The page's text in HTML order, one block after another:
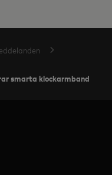
smarta klockarmband